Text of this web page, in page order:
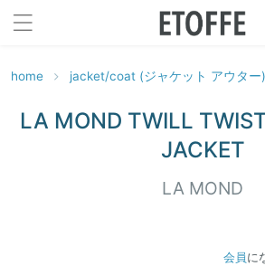
home jacket/coat (ジャケット アウター)
LA MOND TWILL
JACKET
LA MOND
会員 に